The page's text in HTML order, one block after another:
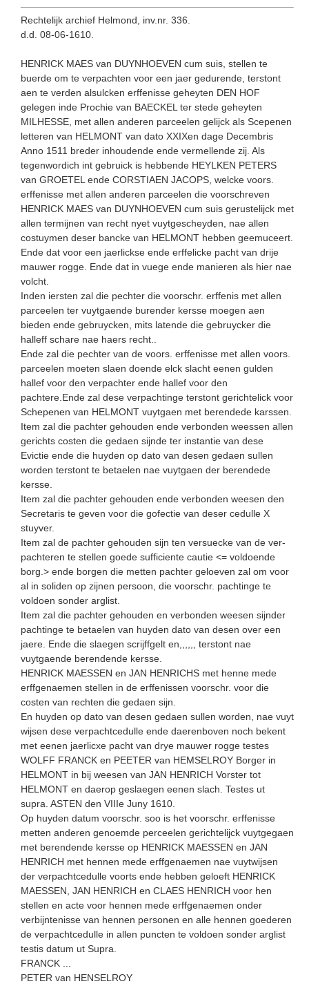
Rechtelijk archief Helmond, inv.nr. 336.
d.d. 08-06-1610.
HENRICK MAES van DUYNHOEVEN cum suis, stellen te
buerde om te verpachten voor een jaer gedurende, terstont
aen te verden alsulcken erffenisse geheyten DEN HOF
gelegen inde Prochie van BAECKEL ter stede geheyten
MILHESSE, met allen anderen parcee­len gelijck als Scepenen
letteren van HELMONT van dato XXIXen dage Decembris
Anno 1511 breder inhoudende ende vermellende zij. Als
tegenwordich int gebruick is hebbende HEYLKEN PETERS
van GROETEL ende CORSTIAEN JACOPS, welcke voors.
erffenisse met allen anderen parceelen die voorschreven
HENRICK MAES van DUYNHOEVEN cum suis gerustelijck met
allen termijnen van recht nyet vuytgescheyden, nae allen
costuymen deser bancke van HELMONT hebben geemuceert.
Ende dat voor een jaerlickse ende erffelicke pacht van drije
mauwer rogge. Ende dat in vuege ende manieren als hier nae
volcht.
Inden iersten zal die pechter die voorschr. erffenis met allen
parceelen ter vuytgaende burender kersse moegen aen
bieden ende gebruycken, mits latende die gebruycker die
halleff schare nae haers recht..
Ende zal die pechter van de voors. erffenisse met allen voors.
parceelen moeten slaen doende elck slacht eenen gulden
hallef voor den verpachter ende hallef voor den
pachtere.Ende zal dese verpachtinge terstont gerichtelick voor
Schepe­nen van HELMONT vuytgaen met berendede karssen.
Item zal die pachter gehouden ende verbonden weessen allen
gerichts costen die gedaen sijnde ter instantie van dese
Evictie ende die huyden op dato van desen gedaen sullen
worden terstont te betaelen nae vuytgaen der berendede
kersse.
Item zal die pachter gehouden ende verbonden weesen den
Secre­taris te geven voor die gofectie van deser cedulle X
stuyver.
Item zal de pachter gehouden sijn ten versuecke van de ver­
pachteren te stellen goede sufficiente cautie <= voldoende
borg.> ende borgen die metten pachter geloeven zal om voor
al in soliden op zijnen persoon, die voorschr. pachtinge te
voldoen sonder arglist.
Item zal die pachter gehouden en verbonden weesen sijnder
pachtinge te betaelen van huyden dato van desen over een
jaere. Ende die slaegen scrijffgelt en,,,,,, terstont nae
vuytgaende berendende kersse.
HENRICK MAESSEN en JAN HENRICHS met henne mede
erffgenaemen stellen in de erffenissen voorschr. voor die
costen van rech­ten die gedaen sijn.
En huyden op dato van desen gedaen sullen worden, nae vuyt
wijsen dese verpachtcedulle ende daerenboven noch bekent
met eenen jaerlicxe pacht van drye mauwer rogge testes
WOLFF FRANCK en PEETER van HEMSELROY Borger in
HELMONT in bij weesen van JAN HENRICH Vorster tot
HELMONT en daerop geslaegen eenen slach. Testes ut
supra. ASTEN den VIIIe Juny 1610.
Op huyden datum voorschr. soo is het voorschr. erffenisse
metten anderen genoemde perceelen gerichtelijck vuytgegaen
met berendende kersse op HENRICK MAESSEN en JAN
HENRICH met hennen mede erffgenaemen nae vuytwijsen
der verpachtcedulle voorts ende hebben geloeft HENRICK
MAESSEN, JAN HENRICH en CLAES HENRICH voor hen
stellen en acte voor hennen mede erffgenaemen onder
verbijntenisse van hennen personen en alle hennen goede­ren
de verpachtcedulle in allen puncten te voldoen sonder arglist
testis datum ut Supra.
FRANCK ...
PETER van HENSELROY